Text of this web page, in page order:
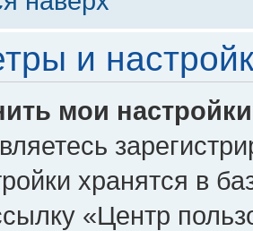
и
мои
хранятся в
«Центр